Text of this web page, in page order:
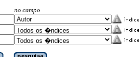
no campo